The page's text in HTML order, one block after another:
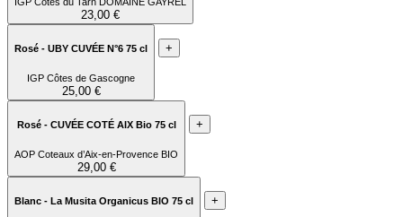
23,00 €
Rosé - UBY CUVÉE N°6 75 cl
IGP Côtes de Gascogne
25,00 €
+
Rosé - CUVÉE COTÉ AIX Bio 75 cl
AOP Coteaux d’Aix-en-Provence BIO
29,00 €
+
Blanc - La Musita Organicus BIO 75 cl +